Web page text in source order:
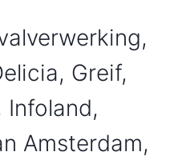
Greif,
Infoland,
Amsterdam,